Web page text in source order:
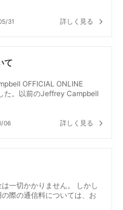
31 詳しく見る
て
OFFICIAL ONLINE
た。以前のJeffrey Campbell
06 詳しく見る
一切かかりません。 しかし
際の通信料については、お